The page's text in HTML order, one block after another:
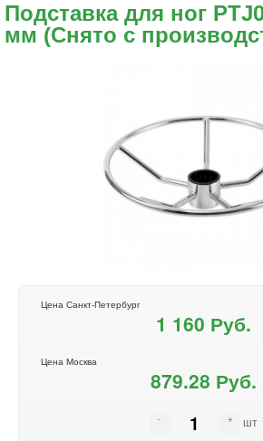
Подставка для ног
мм (Снято с
Цена Санкт-Петербург
1 160 Руб.
Цена Москва
879.28 Руб.
шт